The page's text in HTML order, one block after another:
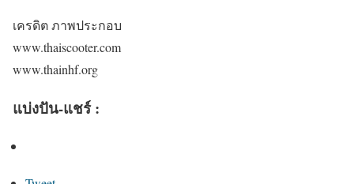
เครดิต ภาพประกอบ
www.thaiscooter.com
www.thainhf.org
แบ่งปัน-แชร์ :